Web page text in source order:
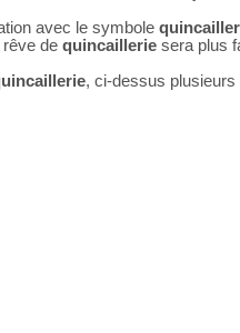
avec le symbole
rêve dequincaillerie sera plus
, ci-dessus